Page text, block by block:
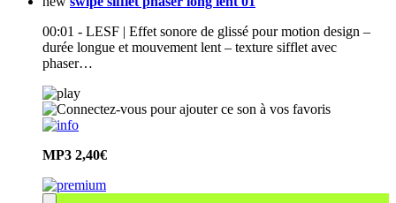
00:01 - LESF | Effet sonore de glissé pour motion design –
durée longue et mouvement lent – texture sifflet avec
phaser…
MP3 2,40€